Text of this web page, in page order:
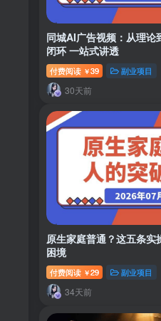
同城AI广告视频：从理论
闭环 一站式讲透
付费阅读 ￥39 副业项目
30天前
原生家庭普通？这五条实
困境
付费阅读 ￥29 副业项目
34天前